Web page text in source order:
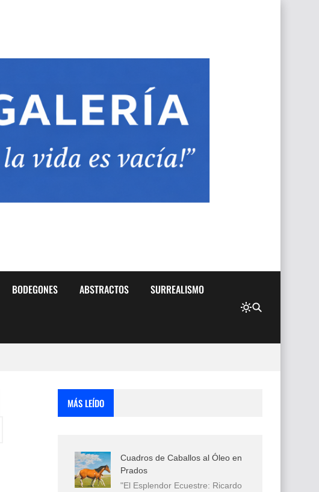
BODEGONES ABSTRACTOS SURREALISMO
MÁS LEÍDO
Cuadros de Caballos al Óleo en
Prados
"El Esplendor Ecuestre: Ricardo